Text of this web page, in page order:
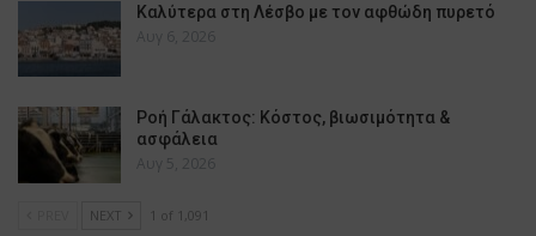
Καλύτερα στη Λέσβο με τον αφθώδη πυρετό
Αυγ 6, 2026
Ροή Γάλακτος: Κόστος, βιωσιμότητα &
ασφάλεια
Αυγ 5, 2026
NEXT 1 of 1,091